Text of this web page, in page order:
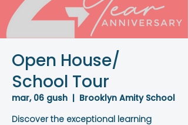
Open House/
School Tour
mar, 06 gush
  |
Brooklyn Amity School
Discover the exceptional learning